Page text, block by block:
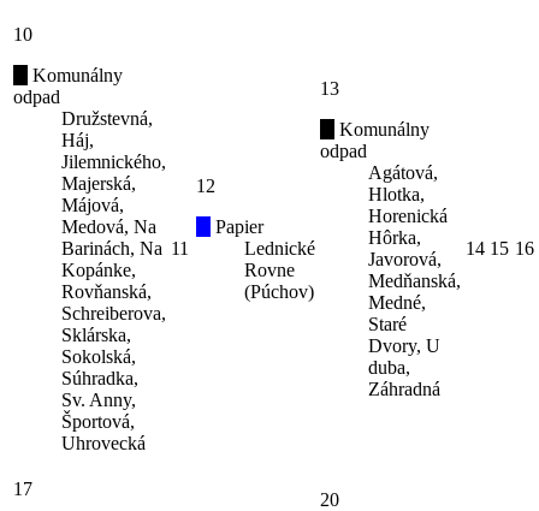
10
Komunálny
odpad
Družstevná,
Háj,
Jilemnického,
Majerská,
Májová,
Medová, Na
Barinách, Na
Kopánke,
Rovňanská,
Schreiberova,
Sklárska,
Sokolská,
Súhradka,
Sv. Anny,
Športová,
Uhrovecká
11
12
Papier
Lednické
Rovne
(Púchov)
13
Komunálny
odpad
Agátová,
Hlotka,
Horenická
Hôrka,
Javorová,
Medňanská,
Medné,
Staré
Dvory, U
duba,
Záhradná
14 15 16
17
20